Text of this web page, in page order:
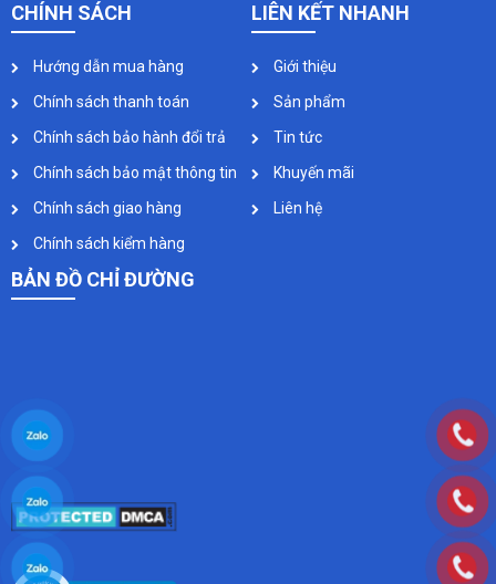
CHÍNH SÁCH
Hướng dẫn mua hàng
Chính sách thanh toán
Chính sách bảo hành đổi trả
Chính sách bảo mật thông tin
Chính sách giao hàng
Chính sách kiểm hàng
LIÊN KẾT NHANH
Giới thiệu
Sản phẩm
Tin tức
Khuyến mãi
Liên hệ
BẢN ĐỒ CHỈ ĐƯỜNG